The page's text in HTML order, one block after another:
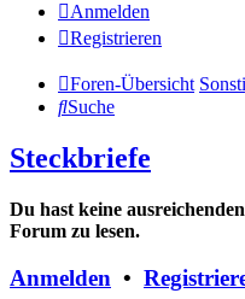
Anmelden
Registrieren
Foren-Übersicht
Suche
Steckbriefe
Du hast keine
Forum zu lesen.
Anmelden •